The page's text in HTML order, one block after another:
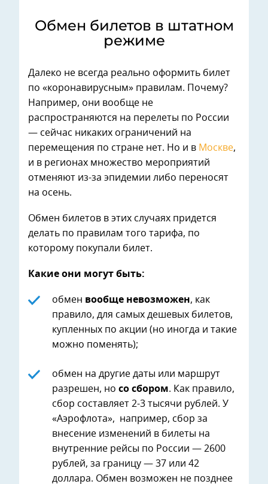
Обмен билетов в штатном
режиме
Далеко не всегда реально оформить билет
по «коронавирусным» правилам. Почему?
Например, они вообще не
распространяются на перелеты по России
— сейчас никаких ограничений на
перемещения по стране нет. Но и в Москве,
и в регионах множество мероприятий
отменяют из-за эпидемии либо переносят
на осень.
Обмен билетов в этих случаях придется
делать по правилам того тарифа, по
которому покупали билет.
Какие они могут быть:
обмен вообще невозможен, как
правило, для самых дешевых билетов,
купленных по акции (но иногда и такие
можно поменять);
обмен на другие даты или маршрут
разрешен, но со сбором. Как правило,
сбор составляет 2-3 тысячи рублей. У
«Аэрофлота», например, сбор за
внесение изменений в билеты на
внутренние рейсы по России — 2600
рублей, за границу — 37 или 42
доллара. Обмен возможен не позднее